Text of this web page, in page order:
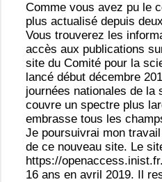
Comme vous avez pu le
plus actualisé depuis
Vous trouverez les
accès aux publications
site du Comité pour la
lancé début décembre
journées nationales de la
couvre un spectre plus
embrasse tous les
Je poursuivrai mon
de ce nouveau site. Le
https://
16 ans en avril 2019. Il